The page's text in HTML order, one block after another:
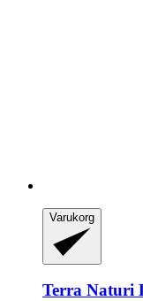
Varukorg
Terra Naturi